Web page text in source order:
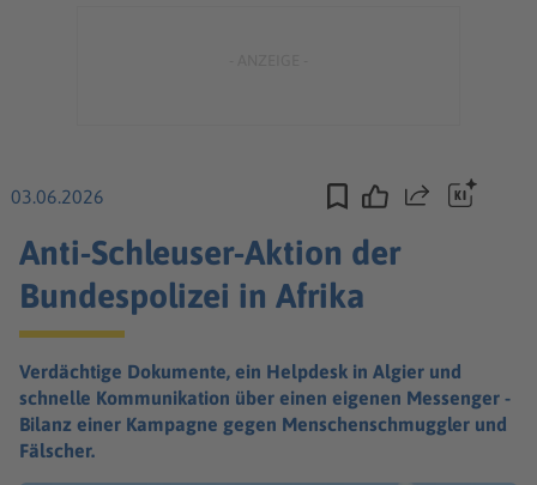
03.06.2026 Teilen
Anti-Schleuser-Aktion der
Bundespolizei in Afrika
Verdächtige Dokumente, ein Helpdesk in Algier und
schnelle Kommunikation über einen eigenen Messenger -
Bilanz einer Kampagne gegen Menschenschmuggler und
Fälscher.